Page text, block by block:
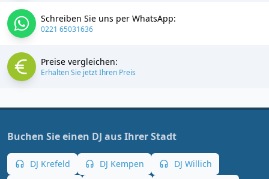
Schreiben Sie uns per WhatsApp:
0221 65031636
Preise vergleichen:
Erhalten Sie jetzt Ihren Preis
Buchen Sie einen DJ aus Ihrer Stadt
DJ Krefeld DJ Kempen
DJ Willich